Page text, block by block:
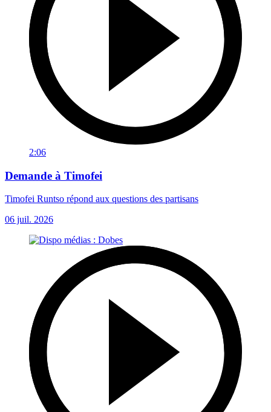
2:06
Demande à Timofei
Timofei Runtso répond aux questions des partisans
06 juil. 2026